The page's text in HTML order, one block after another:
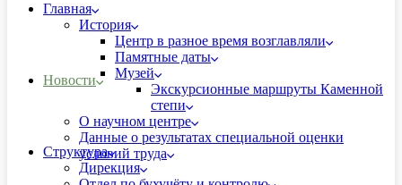
Главная
История
Центр в разное время возглавляли
Памятные даты
Музей
Экскурсионные маршруты Каменной
степи
О научном центре
Данные о результатах специальной оценки
условий труда
Новости
Структура
Дирекция